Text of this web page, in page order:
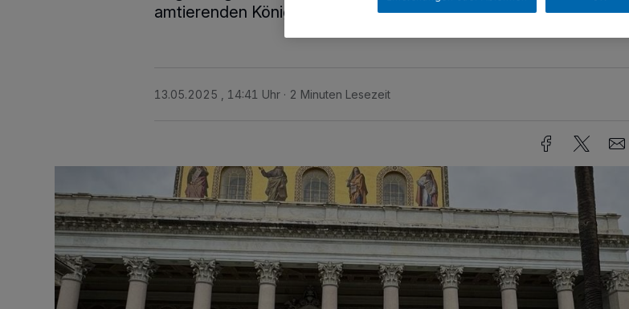
amtierenden Königspaares Thomas und Sabine Lier.
13.05.2025 , 14:41 Uhr 2 Minuten Lesezeit